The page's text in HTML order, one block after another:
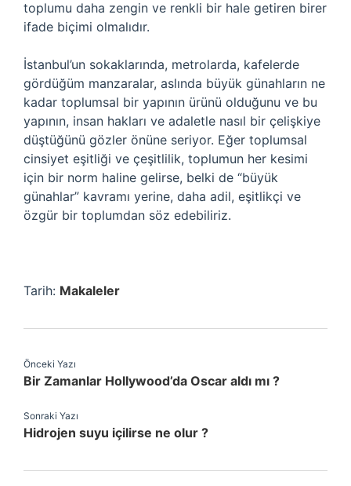
toplumu daha zengin ve renkli bir hale getiren birer
ifade biçimi olmalıdır.
İstanbul’un sokaklarında, metrolarda, kafelerde
gördüğüm manzaralar, aslında büyük günahların ne
kadar toplumsal bir yapının ürünü olduğunu ve bu
yapının, insan hakları ve adaletle nasıl bir çelişkiye
düştüğünü gözler önüne seriyor. Eğer toplumsal
cinsiyet eşitliği ve çeşitlilik, toplumun her kesimi
için bir norm haline gelirse, belki de “büyük
günahlar” kavramı yerine, daha adil, eşitlikçi ve
özgür bir toplumdan söz edebiliriz.
Tarih: Makaleler
Önceki Yazı
Bir Zamanlar Hollywood’da Oscar aldı mı ?
Sonraki Yazı
Hidrojen suyu içilirse ne olur ?